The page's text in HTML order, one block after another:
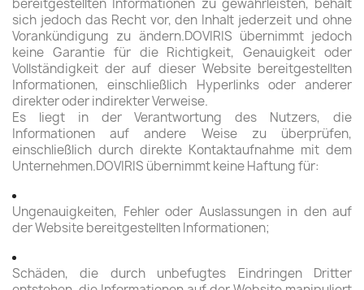
bereitgestellten Informationen zu gewährleisten, behält
sich jedoch das Recht vor, den Inhalt jederzeit und ohne
Vorankündigung zu ändern.DOVIRIS übernimmt jedoch
keine Garantie für die Richtigkeit, Genauigkeit oder
Vollständigkeit der auf dieser Website bereitgestellten
Informationen, einschließlich Hyperlinks oder anderer
direkter oder indirekter Verweise.
Es liegt in der Verantwortung des Nutzers, die
Informationen auf andere Weise zu überprüfen,
einschließlich durch direkte Kontaktaufnahme mit dem
Unternehmen.DOVIRIS übernimmt keine Haftung für:
Ungenauigkeiten, Fehler oder Auslassungen in den auf
der Website bereitgestellten Informationen;
Schäden, die durch unbefugtes Eindringen Dritter